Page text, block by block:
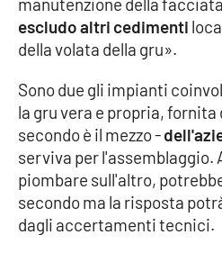
STREAMING
LaC Network
LaC OnAir
EDIZIONI
escludo altri cedimenti
della volata della gru».
Sono due gli impianti
la gru vera e propria,
secondo è il mezzo -
serviva per l'assemblaggio.
piombare sull'altro,
secondo ma la risposta
dagli accertamenti tecnici.